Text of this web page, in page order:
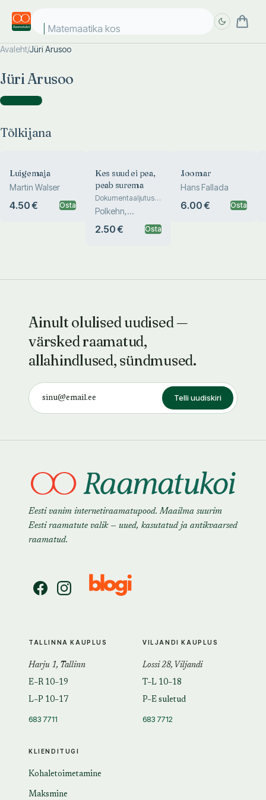
Matemaatika kosm
Avaleht/Jüri Arusoo
Jüri Arusoo
Tõlkijana )
Tõlkijana
Luigemaja
Martin Walser
4.50 € Osta
Kes suud ei pea,
peab surema
Dokumentaaljutustus
maffiast
Polkehn,
2.50 € Osta
Joomar
Hans Fallada
6.00 € Osta
Ainult olulised uudised —
värsked raamatud,
allahindlused, sündmused.
Telli uudiskiri
Eesti vanim internetiraamatupood. Maailma suurim
Eesti raamatute valik — uued, kasutatud ja antikvaarsed
raamatud.
KLIENDITUGI
Kohaletoimetamine
Maksmine
TALLINNA KAUPLUS
Harju 1, Tallinn
E–R 10–19
L–P 10–17
683 7711
VILJANDI KAUPLUS
Lossi 28, Viljandi
T–L 10–18
P–E suletud
683 7712